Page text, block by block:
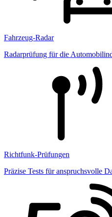
Fahrzeug-Radar
Radarprüfung für die
Richtfunk-Prüfungen
Präzise Tests für anspruchsvolle